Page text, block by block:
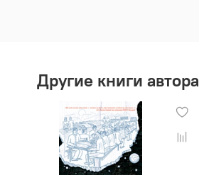
Другие книги автора